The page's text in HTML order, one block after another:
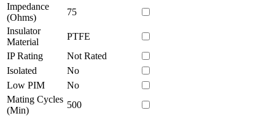
Impedance
(Ohms)
75
Insulator
Material
PTFE
IP Rating
Not Rated
Isolated
No
Low PIM
No
Mating Cycles
(Min)
500